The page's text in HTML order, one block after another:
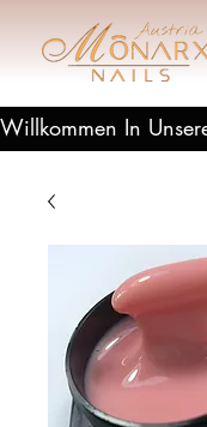
Willkommen In